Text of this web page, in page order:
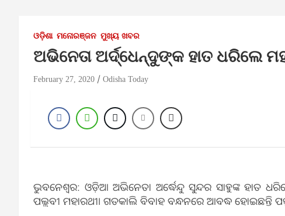
ଓଡ଼ିଶା ମନୋରଞ୍ଜନ ମୁଖ୍ୟ ଖବର
ଅଭିନେତା ଅର୍ଦ୍ଧେନ୍ଦୁଙ୍କ ହାତ ଧରିଲେ
February 27, 2020 Odisha Today
ଭୁବନେଶ୍ୱର: ଓଡ଼ିଆ ଅଭିନେତା ଅର୍ଦ୍ଧେନ୍ଦୁ ସୁନ୍ଦର ସାହୁଙ୍କ ହାତ
ପଲ୍ଲବୀ ମହାରଥୀ। ଗତକାଲି ବିବାହ ବନ୍ଧନରେ ଆବଦ୍ଧ ହୋଇଛନ୍ତି